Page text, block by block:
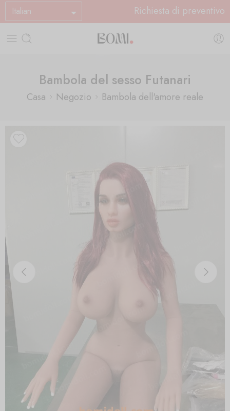
Italian Richiesta di preventivo
Bambola del sesso Futanari
Casa Negozio Bambola dell'amore reale